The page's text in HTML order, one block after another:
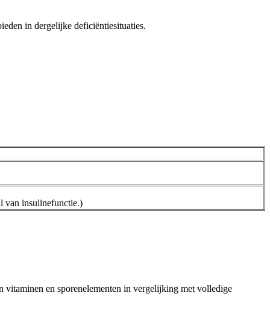
in dergelijke deficiëntiesituaties.
van insulinefunctie.)
vitaminen en sporenelementen in vergelijking met volledige